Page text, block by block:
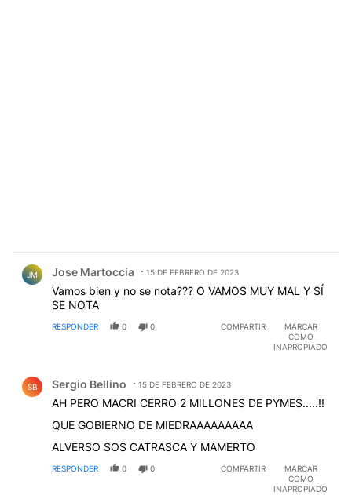
JM Jose Martoccia 15 DE FEBRERO DE 2023
Vamos bien y no se nota??? O VAMOS MUY MAL Y SÍ
SE NOTA
RESPONDER 0 0 COMPARTIR
MARCAR
COMO
INAPROPIADO
SB Sergio Bellino 15 DE FEBRERO DE 2023
AH PERO MACRI CERRO 2 MILLONES DE PYMES.....!!
QUE GOBIERNO DE MIEDRAAAAAAAAA
ALVERSO SOS CATRASCA Y MAMERTO
RESPONDER 0 0 COMPARTIR
MARCAR
COMO
INAPROPIADO